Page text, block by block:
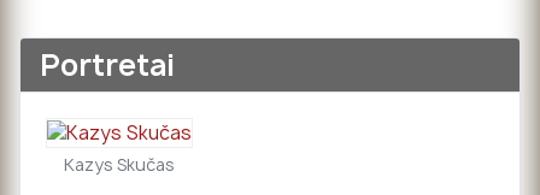
Portretai
Kazys Skučas